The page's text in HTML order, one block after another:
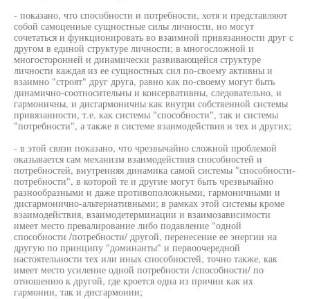
- показано, что способности и потребности, хотя и представляют
собой самоценные сущностные силы личности, но могут
сочетаться и функционировать во взаимной привязанности друг с
другом в единой структуре личности; в многосложной и
многосторонней и динамически развивающейся структуре
личности каждая из ее сущностных сил по-своему активны и
взаимно "строят" друг друга, равно как по-своему могут быть
динамично-соотносительны и консервативны, следовательно, и
гармоничны, и дисгармоничны как внутри собственной системы
привязанности, т.е. как системы "способности", так и системы
"потребности", а также в системе взаимодействия и тех и других;
- в этой связи показано, что чрезвычайно сложной проблемой
оказывается сам механизм взаимодействия способностей и
потребностей, внутренняя динамика самой системы "способности-
потребности", в которой те и другие могут быть чрезвычайно
разнообразными и даже противоположными, гармоничными и
дисгармонично-альтернативными; в рамках этой системы кроме
взаимодействия, взаимодетерминации и взаимозависимости
имеет место превалирование либо подавление "одной
способности /потребности/ другой, перенесение ее энергии на
другую по принципу "доминанты" и первоочередной
настоятельности тех или иных способностей, точно также, как
имеет место усиление одной потребности /способности/ по
отношению к другой, где кроется одна из причин как их
гармонии, так и дисгармонии;